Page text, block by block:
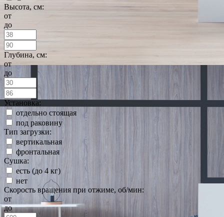
Высота, см:
от
до
Глубина, см:
от
до
Установка:
отдельно стоящая
под раковину
Тип загрузки:
вертикальная
фронтальная
Сушка:
есть (до 4 кг)
нет
Скорость вращения при отжиме, об/мин:
от
до